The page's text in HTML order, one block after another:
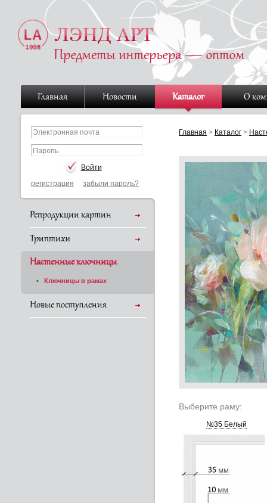
Главная Новости Каталог О
регистрация забыли пароль?
Репродукции картин
Триптихи
Настенные ключницы
Ключницы в рамах
Новые поступления
Главная > Каталог >
Выберите раму:
№35 Белый